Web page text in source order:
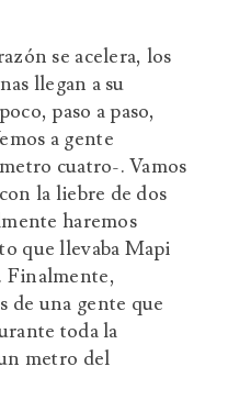
se acelera, los
llegan a su
paso a paso,
a gente
cuatro-. Vamos
la liebre de dos
haremos
que llevaba Mapi
Finalmente,
de una gente que
toda la
metro del